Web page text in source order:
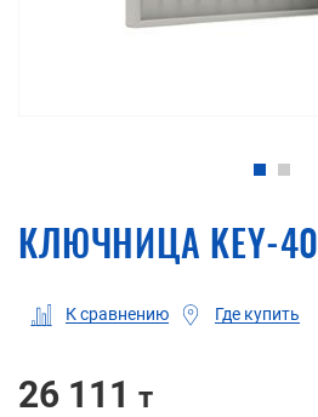
КЛЮЧНИЦА KEY-40
К сравнению Где купить
26 111 т